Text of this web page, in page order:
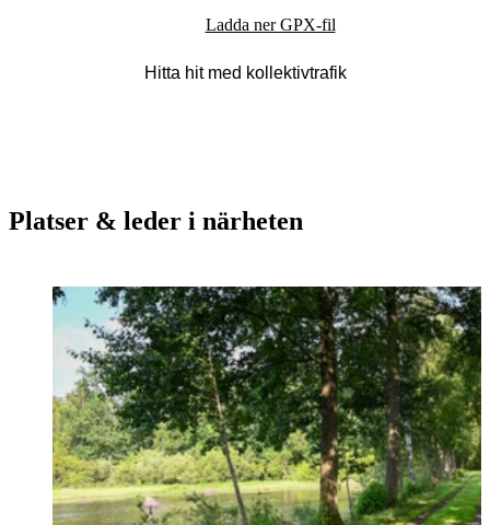
Ladda ner GPX-fil
Hitta hit med kollektivtrafik
Platser & leder i närheten